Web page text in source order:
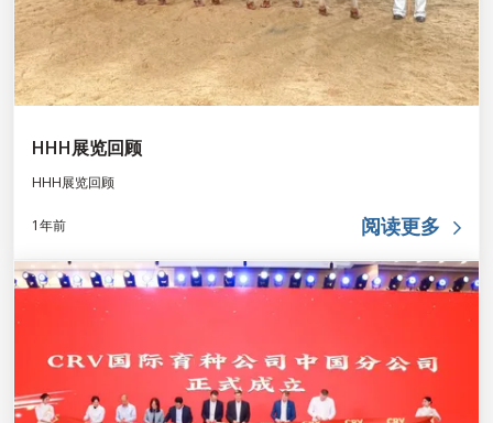
HHH展览回顾
HHH展览回顾
1年前 阅读更多